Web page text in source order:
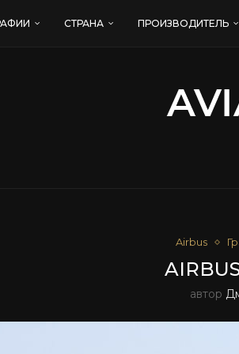
СТРАНА ПРОИЗВОДИТЕЛЬ
Airbus
автор